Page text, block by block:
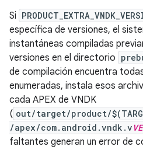
Si
específica de versiones, el
instantáneas compiladas
versiones en el directorio
de compilación encuentra
enumeradas, instala esos
cada APEX de VNDK
( out/target/product/
/apex/com.android.vndk.v
faltantes generan un error de